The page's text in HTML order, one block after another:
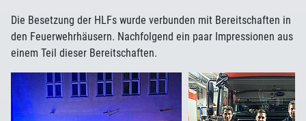
Die Besetzung der HLFs wurde verbunden mit Bereitschaften in
den Feuerwehrhäusern. Nachfolgend ein paar Impressionen aus
einem Teil dieser Bereitschaften.